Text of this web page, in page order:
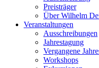
Preisträger
Über Wilhelm
Veranstaltungen
Ausschreibungen
Jahrestagung
Vergangene
Workshops